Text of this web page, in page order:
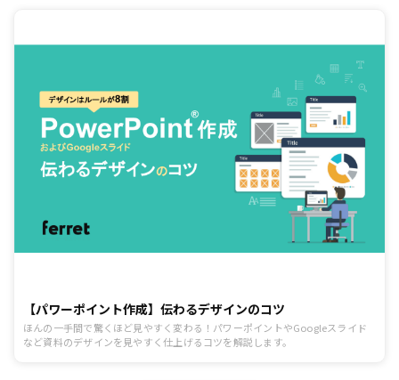
【パワーポイント作成】伝わるデザインのコツ
ほんの一手間で驚くほど見やすく変わる！パワーポイントやGoogleスライド
など資料のデザインを見やすく仕上げるコツを解説します。